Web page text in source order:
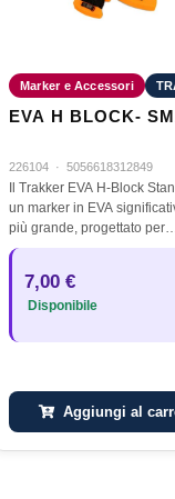
Marker e Accessori
EVA H BLOCK-
226104 · 5056618312849
Il Trakker EVA H-Block
un marker in EVA
più grande, progettato per
segnalare posizioni a
da carpfishing o da
7,00 €
Disponibile
Aggiungi al